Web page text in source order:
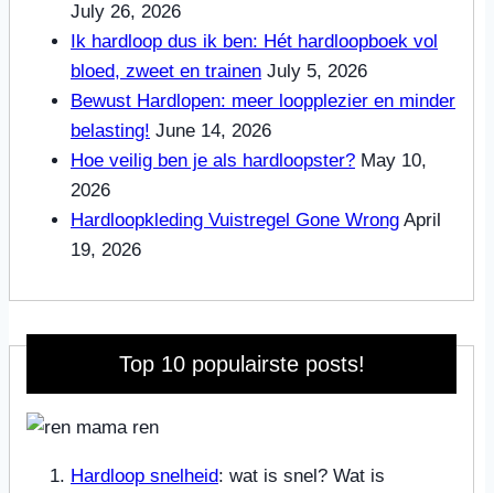
July 26, 2026
Ik hardloop dus ik ben: Hét hardloopboek vol
bloed, zweet en trainen July 5, 2026
Bewust Hardlopen: meer loopplezier en minder
belasting! June 14, 2026
Hoe veilig ben je als hardloopster? May 10,
2026
Hardloopkleding Vuistregel Gone Wrong April
19, 2026
Top 10 populairste posts!
Hardloop snelheid: wat is snel? Wat is